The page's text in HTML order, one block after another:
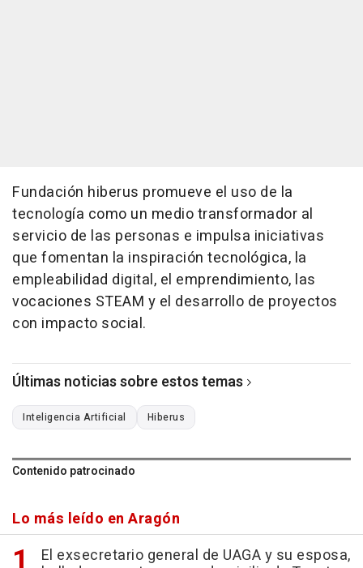
Fundación hiberus promueve el uso de la
tecnología como un medio transformador al
servicio de las personas e impulsa iniciativas
que fomentan la inspiración tecnológica, la
empleabilidad digital, el emprendimiento, las
vocaciones STEAM y el desarrollo de proyectos
con impacto social.
Últimas noticias sobre estos temas
Inteligencia Artificial Hiberus
Contenido patrocinado
Lo más leído en Aragón
El exsecretario general de UAGA y su esposa,